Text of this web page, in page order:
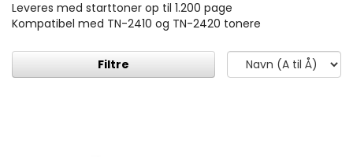
Leveres med starttoner op til 1.200 page
Kompatibel med TN-2410 og TN-2420 tonere
Filtre